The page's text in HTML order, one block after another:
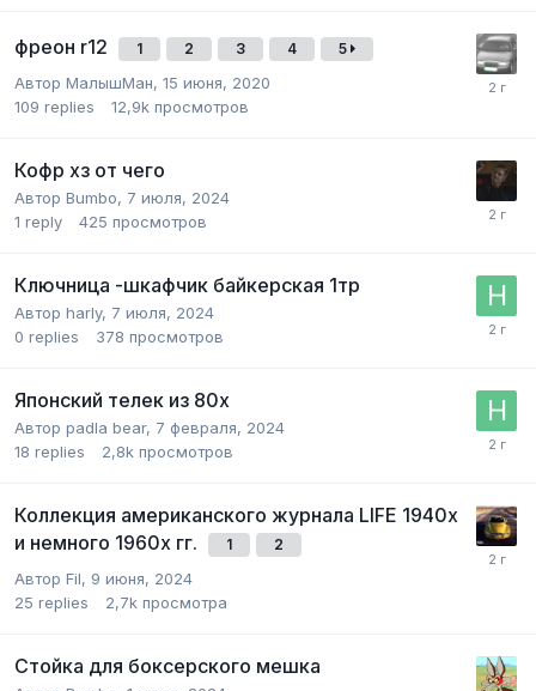
фреон r12 1 2 3 4 5
Автор МалышМан, 15 июня, 2020
109 replies 12,9k просмотров
Кофр хз от чего
Автор Bumbo, 7 июля, 2024
1 reply 425 просмотров
Ключница -шкафчик байкерская 1тр
Автор harly, 7 июля, 2024
0 replies 378 просмотров
Японский телек из 80х
Автор padla bear, 7 февраля, 2024
18 replies 2,8k просмотров
Коллекция американского журнала LIFE 1940x
и немного 1960х гг.
1 2
Автор Fil, 9 июня, 2024
25 replies 2,7k просмотра
Стойка для боксерского мешка